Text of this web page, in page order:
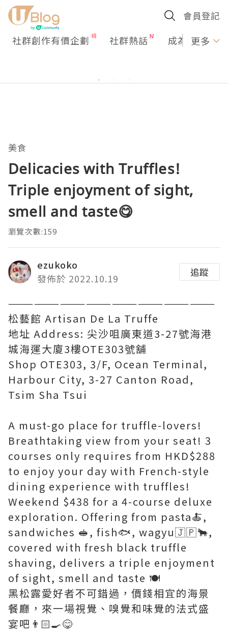
會員登記
社群創作有價企劃 社群熱話 成為U更多
美食
Delicacies with Truffles!
Triple enjoyment of sight,
smell and taste😋
瀏覽次數:159
ezukoko
發佈於 2022.10.19
追蹤
————————————————————————
松藝館 Artisan De La Truffe
地址 Address: 尖沙咀廣東道3-27號海港
城海運大廈3樓OTE303號舖
Shop OTE303, 3/F, Ocean Terminal,
Harbour City, 3-27 Canton Road,
Tsim Sha Tsui
A must-go place for truffle-lovers!
Breathtaking view from your seat! 3
courses only requires from HKD$288
to enjoy your day with French-style
dining experience with truffles!
Weekend $438 for a 4-course deluxe
exploration. Offering from pasta🍝,
sandwiches 🥪, fish🐟, wagyu🇯🇵🐂,
covered with fresh black truffle
shaving, delivers a triple enjoyment
of sight, smell and taste 🍽️
黑松露愛好者不可錯過，價錢相宜的海景
餐廳，來一場視覺、嗅覺和味覺的法式盛
宴吧👨🏻‍🍳😋